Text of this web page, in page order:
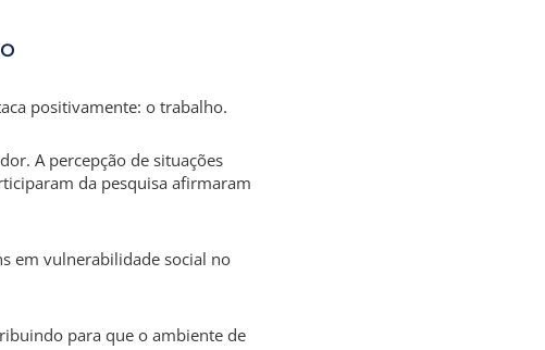
positivamente: o trabalho.
. A percepção de situações
da pesquisa afirmaram
em vulnerabilidade social no
para que o ambiente de